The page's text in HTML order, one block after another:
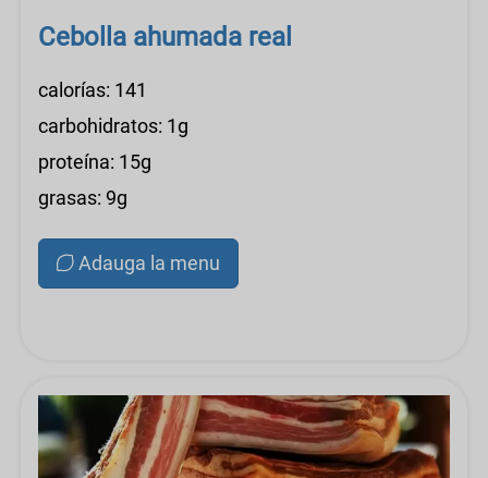
Cebolla ahumada real
calorías: 141
carbohidratos: 1g
proteína: 15g
grasas: 9g
Adauga la menu